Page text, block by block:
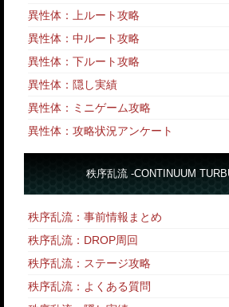
異性体：上ルート攻略
異性体：中ルート攻略
異性体：下ルート攻略
異性体：隠し実績
異性体：ミニゲーム攻略
異性体：攻略状況アンケート
秩序乱流 -CONTINUUM
秩序乱流：事前情報まとめ
秩序乱流：DROP周回
秩序乱流：ステージ攻略
秩序乱流：よくある質問